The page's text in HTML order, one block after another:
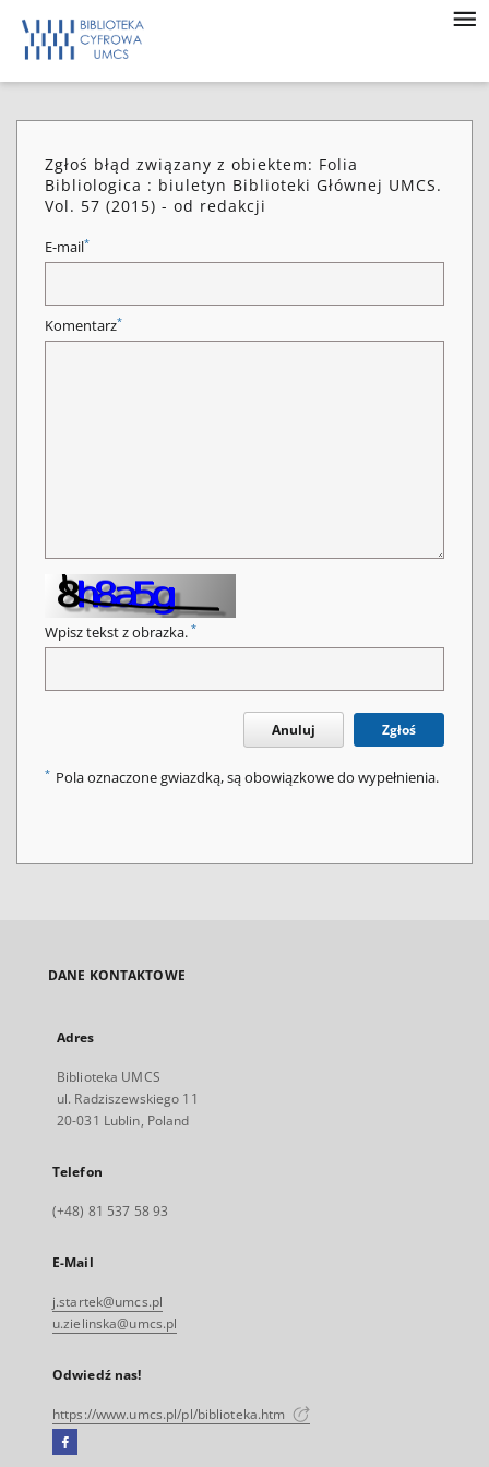
Zgłoś błąd związany z obiektem: Folia
Bibliologica : biuletyn Biblioteki Głównej UMCS.
Vol. 57 (2015) - od redakcji
E-mail*
Komentarz*
Wpisz tekst z obrazka. *
Anuluj Zgłoś
* Pola oznaczone gwiazdką, są obowiązkowe do wypełnienia.
DANE KONTAKTOWE
Adres
Biblioteka UMCS
ul. Radziszewskiego 11
20-031 Lublin, Poland
Telefon
(+48) 81 537 58 93
E-Mail
j.startek@umcs.pl
u.zielinska@umcs.pl
Odwiedź nas!
https://www.umcs.pl/pl/biblioteka.htm
Facebook